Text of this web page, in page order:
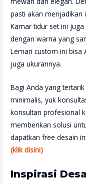
pasti akan menjadikan
Kamar tidur set ini
dengan warna yang
Lemari custom ini bisa
juga ukurannya.
Bagi Anda yang
minimalis, yuk
konsultan profesional
memberikan solusi
dapatkan free desain
(klik disini)
Inspirasi